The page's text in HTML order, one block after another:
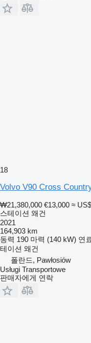
18
Volvo V90 Cross
₩21,380,000 €13,000 ≈
스테이션 왜건
2021
164,903 km
동력 190 마력 (140 kW) 연
테이션 왜건
폴란드, Pawłosiów
Usługi Transportowe
판매자에게 연락